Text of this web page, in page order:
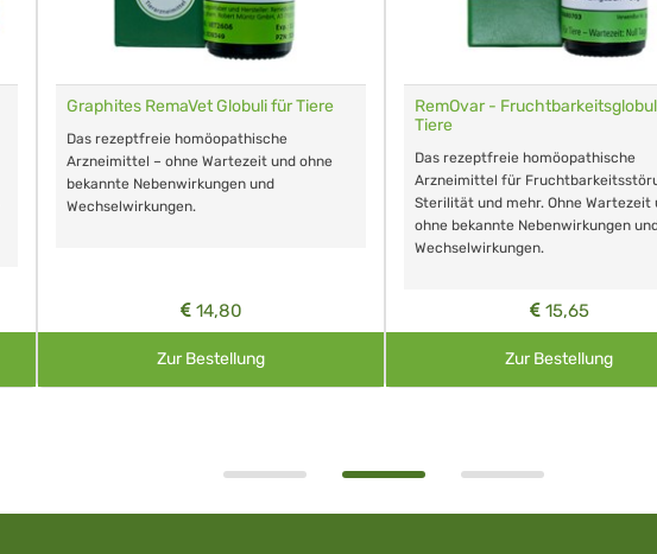
Graphites RemaVet Globuli für Tiere
Das rezeptfreie homöopathische
Arzneimittel – ohne Wartezeit und ohne
bekannte Nebenwirkungen und
Wechselwirkungen.
14,80
Zur Bestellung
RemOvar -
Tiere
Das rezeptfreie homöopathische
Arzneimittel für
Sterilität und mehr. Ohne Wartezeit
ohne bekannte Nebenwirkungen
Wechselwirkungen.
15,65
Zur Bestellung